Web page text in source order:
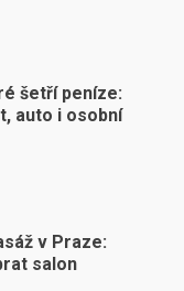
šetří peníze:
auto i osobní
v Praze:
salon